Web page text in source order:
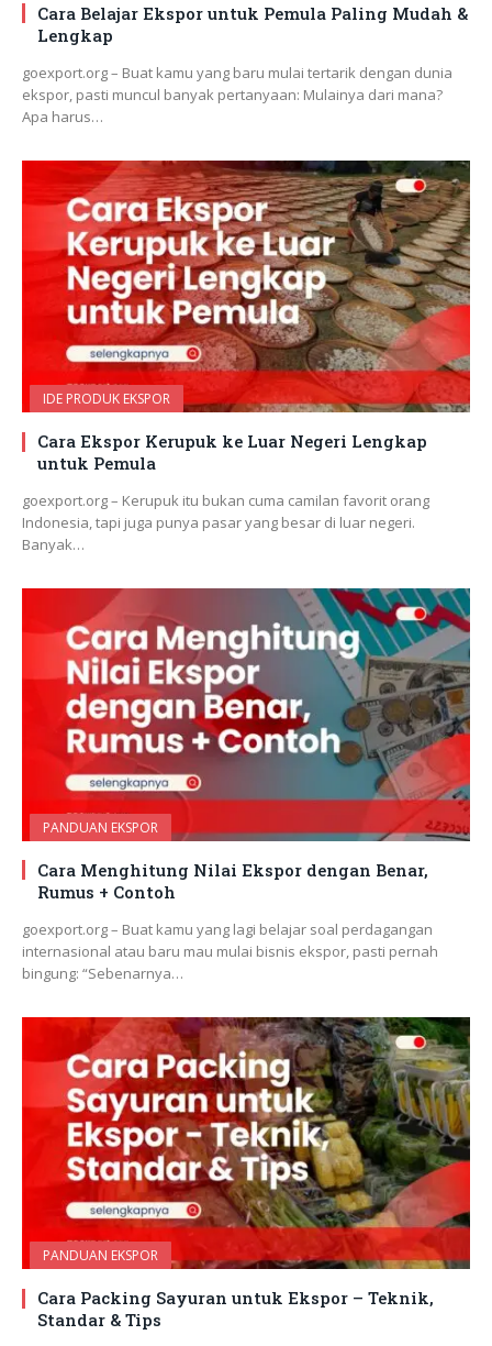
Cara Belajar Ekspor untuk Pemula Paling Mudah &
Lengkap
goexport.org – Buat kamu yang baru mulai tertarik dengan dunia
ekspor, pasti muncul banyak pertanyaan: Mulainya dari mana?
Apa harus…
IDE PRODUK EKSPOR
Cara Ekspor Kerupuk ke Luar Negeri Lengkap
untuk Pemula
goexport.org – Kerupuk itu bukan cuma camilan favorit orang
Indonesia, tapi juga punya pasar yang besar di luar negeri.
Banyak…
PANDUAN EKSPOR
Cara Menghitung Nilai Ekspor dengan Benar,
Rumus + Contoh
goexport.org – Buat kamu yang lagi belajar soal perdagangan
internasional atau baru mau mulai bisnis ekspor, pasti pernah
bingung: “Sebenarnya…
PANDUAN EKSPOR
Cara Packing Sayuran untuk Ekspor – Teknik,
Standar & Tips